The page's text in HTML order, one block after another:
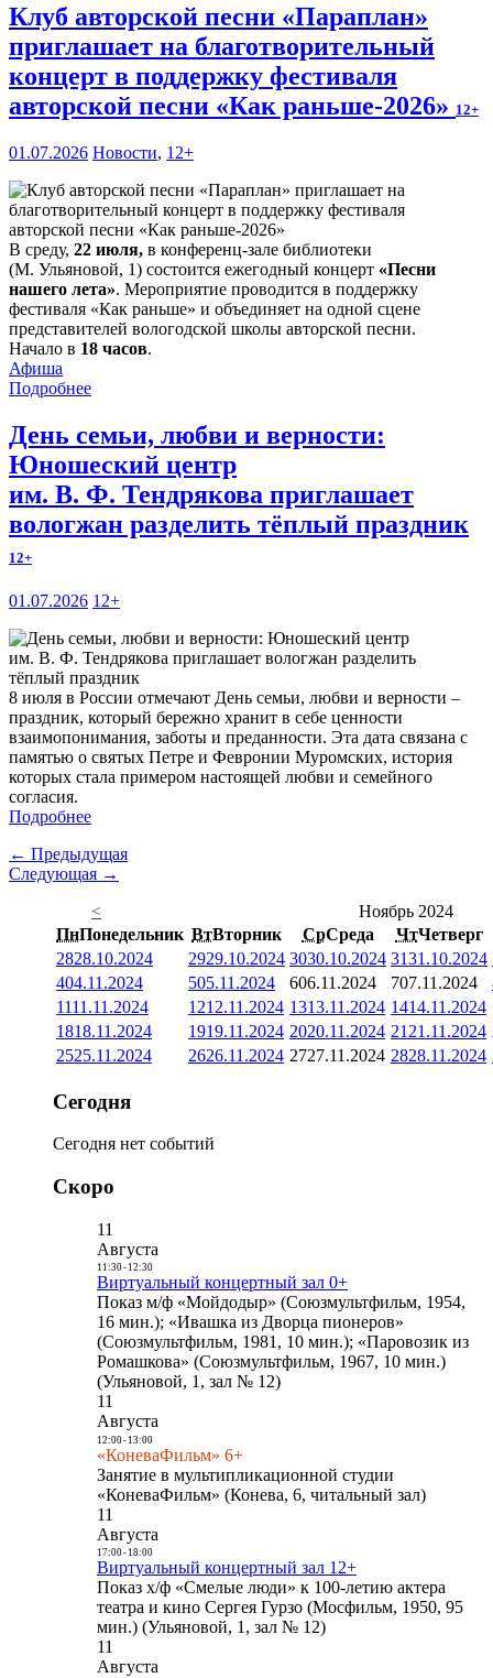
Клуб авторской песни «Параплан»
приглашает на благотворительный
концерт в поддержку фестиваля
авторской песни «Как раньше-2026» 12+
01.07.2026 Новости, 12+
В среду, 22 июля, в конференц-зале библиотеки
(М. Ульяновой, 1) состоится ежегодный концерт «Песни
нашего лета». Мероприятие проводится в поддержку
фестиваля «Как раньше» и объединяет на одной сцене
представителей вологодской школы авторской песни.
Начало в 18 часов.
Афиша
Подробнее
День семьи, любви и верности:
Юношеский центр
им. В. Ф. Тендрякова приглашает
вологжан разделить тёплый праздник
12+
01.07.2026 12+
8 июля в России отмечают День семьи, любви и верности –
праздник, который бережно хранит в себе ценности
взаимопонимания, заботы и преданности. Эта дата связана с
памятью о святых Петре и Февронии Муромских, история
которых стала примером настоящей любви и семейного
согласия.
Подробнее
← Предыдущая
Следующая →
<
Ноябрь 2024
ПнПонедельник ВтВторник СрСреда ЧтЧетверг
2828.10.2024 2929.10.2024 3030.10.2024 3131.10.2024
404.11.2024 505.11.2024 606.11.2024 707.11.2024
1111.11.2024 1212.11.2024 1313.11.2024 1414.11.2024
1818.11.2024 1919.11.2024 2020.11.2024 21 21.11.2024
2525.11.2024 2626.11.2024 2727.11.2024 2828.11.2024
Сегодня
Сегодня нет событий
Скоро
11
Августа
11:30- 12:30
Виртуальный концертный зал 0+
Показ м/ф «Мойдодыр» (Союзмультфильм, 1954,
16 мин.); «Ивашка из Дворца пионеров»
(Союзмультфильм, 1981, 10 мин.); «Паровозик из
Ромашкова» (Союзмультфильм, 1967, 10 мин.)
(Ульяновой, 1, зал № 12)
11
Августа
12:00- 13:00
«КоневаФильм» 6+
Занятие в мультипликационной студии
«КоневаФильм» (Конева, 6, читальный зал)
11
Августа
17:00- 18:00
Виртуальный концертный зал 12+
Показ х/ф «Смелые люди» к 100-летию актера
театра и кино Сергея Гурзо (Мосфильм, 1950, 95
мин.) (Ульяновой, 1, зал № 12)
11
Августа